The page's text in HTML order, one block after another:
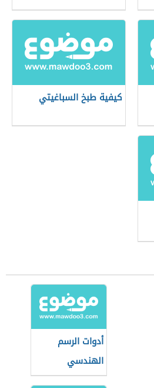
كيفية طبخ السباغيتي
أدوات الرسم
الهندسي